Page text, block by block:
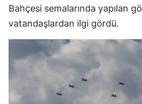
Bahçesi semalarında yapılan
vatandaşlardan ilgi gördü.